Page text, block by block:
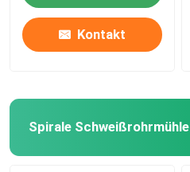
Kontakt
Spirale Schweißrohrmühle